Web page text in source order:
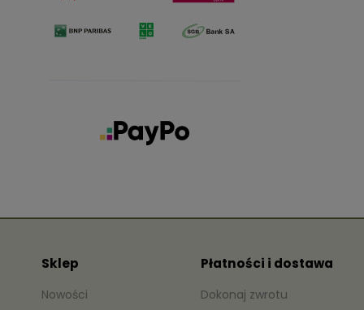
Sklep
Nowości
Płatności i dostawa
Dokonaj zwrotu